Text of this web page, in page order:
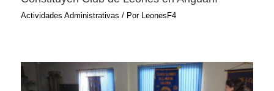
Actividades Administrativas / Por LeonesF4